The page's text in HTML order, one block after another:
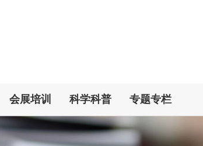
会展培训 科学科普 专题专栏